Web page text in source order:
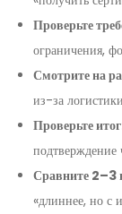
Проверьте
ограничения,
Смотрите на
из-за
Проверьте
подтверждение
Сравните 2–3
«длиннее, но с